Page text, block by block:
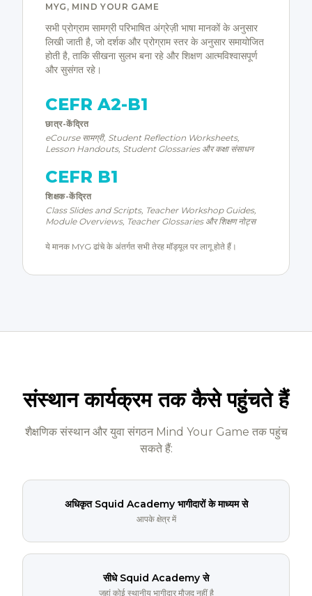
MYG, MIND YOUR GAME
सभी प्रोग्राम सामग्री परिभाषित अंग्रेज़ी भाषा मानकों के अनुसार
लिखी जाती है, जो दर्शक और प्रोग्राम स्तर के अनुसार समायोजित
होती है, ताकि सीखना सुलभ बना रहे और शिक्षण आत्मविश्वासपूर्ण
और सुसंगत रहे।
CEFR A2-B1
छात्र-केंद्रित
eCourse सामग्री, Student Reflection Worksheets,
Lesson Handouts, Student Glossaries और कक्षा संसाधन
CEFR B1
शिक्षक-केंद्रित
Class Slides and Scripts, Teacher Workshop Guides,
Module Overviews, Teacher Glossaries और शिक्षण नोट्स
ये मानक MYG ढांचे के अंतर्गत सभी तेरह मॉड्यूल पर लागू होते हैं।
संस्थान कार्यक्रम तक कैसे पहुंचते हैं
शैक्षणिक संस्थान और युवा संगठन Mind Your Game तक पहुंच
सकते हैं:
अधिकृत Squid Academy भागीदारों के माध्यम से
आपके क्षेत्र में
सीधे Squid Academy से
जहां कोई स्थानीय भागीदार मौजूद नहीं है